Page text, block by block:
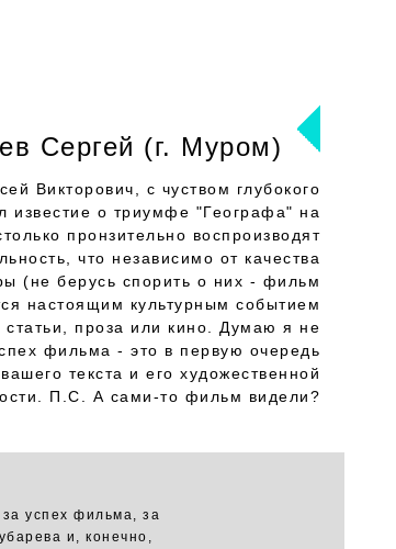
Сергей (г. Муром)
Викторович, с чуством глубокого
известие о триумфе "Географа" на
пронзительно воспроизводят
что независимо от качества
(не берусь спорить о них - фильм
настоящим культурным событием
статьи, проза или кино. Думаю я не
фильма - это в первую очередь
текста и его художественной
П.С. А сами-то фильм видели?
успех фильма, за
и, конечно,